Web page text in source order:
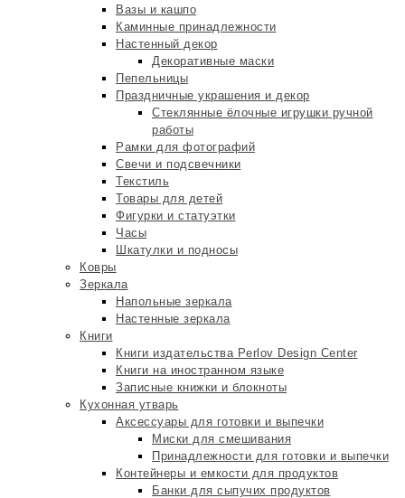
Вазы и кашпо
Каминные принадлежности
Настенный декор
Декоративные маски
Пепельницы
Праздничные украшения и декор
Стеклянные ёлочные игрушки ручной
работы
Рамки для фотографий
Свечи и подсвечники
Текстиль
Товары для детей
Фигурки и статуэтки
Часы
Шкатулки и подносы
Ковры
Зеркала
Напольные зеркала
Настенные зеркала
Книги
Книги издательства Perlov Design Center
Книги на иностранном языке
Записные книжки и блокноты
Кухонная утварь
Аксессуары для готовки и выпечки
Миски для смешивания
Принадлежности для готовки и выпечки
Контейнеры и емкости для продуктов
Банки для сыпучих продуктов